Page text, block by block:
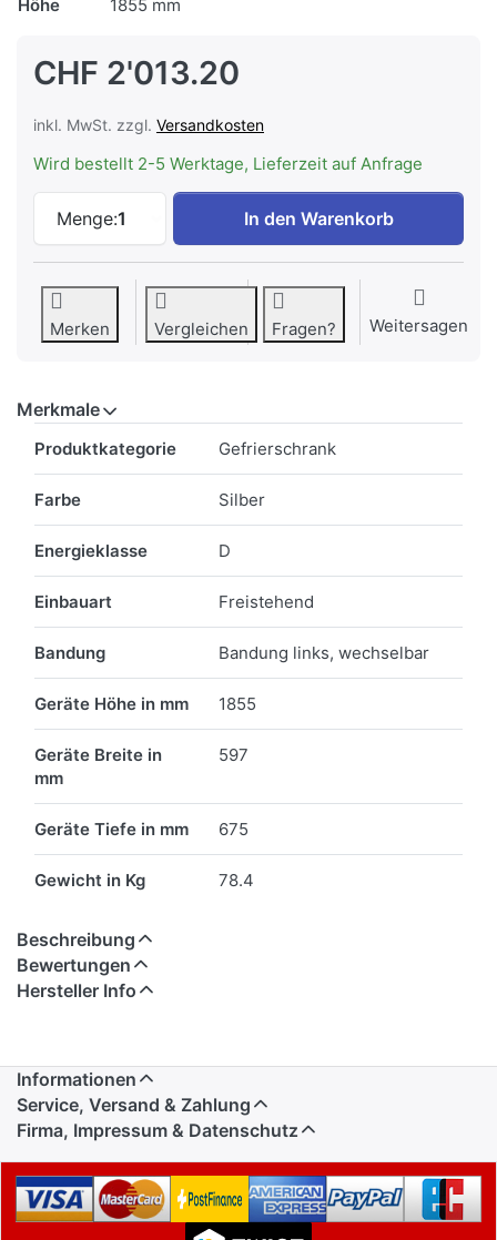
Höhe
1855 mm
CHF 2'013.20
inkl. MwSt. zzgl. Versandkosten
Wird bestellt 2-5 Werktage, Lieferzeit auf Anfrage
Menge:1
LIEBHERR SFNsdd 526i-22
In den Warenkorb
Merken Vergleichen Fragen? Weitersagen
Merkmale
Produktkategorie Gefrierschrank
Farbe Silber
Energieklasse D
Einbauart Freistehend
Bandung Bandung links, wechselbar
Geräte Höhe in mm 1855
Geräte Breite in
mm
597
Geräte Tiefe in mm 675
Gewicht in Kg 78.4
Beschreibung
Bewertungen
Hersteller Info
Informationen
Service, Versand & Zahlung
Firma, Impressum & Datenschutz